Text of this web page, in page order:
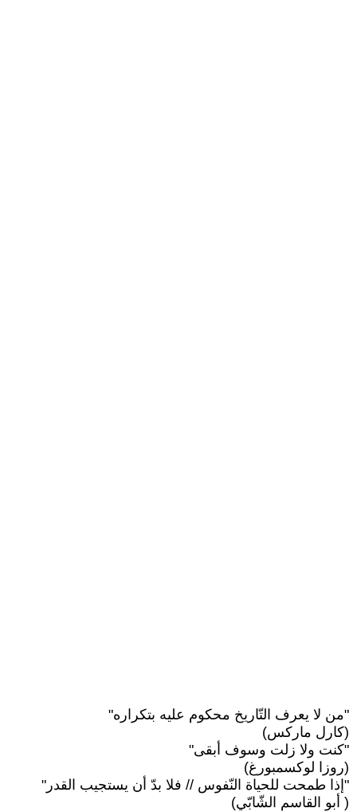
"من لا يعرف التّاريخ محكوم عليه بتكراره"
(كارل ماركس)
"كنت ولا زلت وسوف أبقى"
(روزا لوكسمبورغ)
"إذا طمحت للحياة النّفوس // فلا بدّ أن يستجيب القدر"
( أبو القاسم الشّابّي)